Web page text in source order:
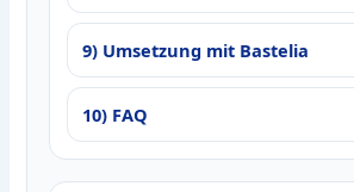
9) Umsetzung mit Bastelia
10) FAQ